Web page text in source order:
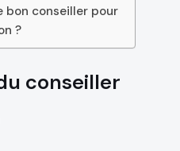
bon conseiller pour
?
conseiller